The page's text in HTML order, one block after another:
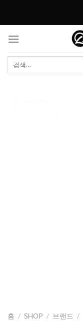
색:
홈 / SHOP / 브랜드 /